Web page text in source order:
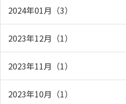
2024年01月（3）
2023年12月（1）
2023年11月（1）
2023年10月（1）